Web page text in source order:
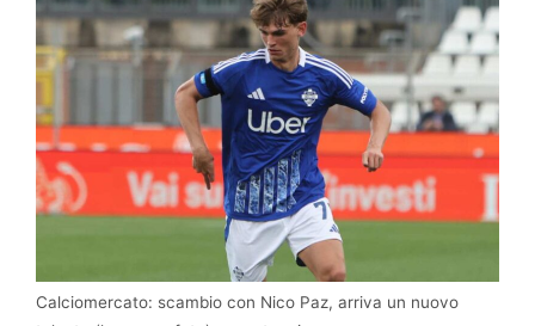
Calciomercato: scambio con Nico Paz, arriva un nuovo